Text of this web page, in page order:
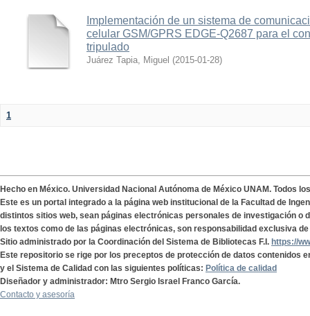
Implementación de un sistema de
celular GSM/GPRS EDGE-Q2687 para el
tripulado
Juárez Tapia, Miguel (2015-01-28)
1
Hecho en México. Universidad Nacional Autónoma de México UNAM. Todos
Este es un portal integrado a la página web institucional de la Facultad de
distintos sitios web, sean páginas electrónicas personales de investigación o
los textos como de las páginas electrónicas, son responsabilidad exclusiva
Sitio administrado por la Coordinación del Sistema de Bibliotecas F.I. https://
Este repositorio se rige por los preceptos de protección de datos contenidos
y el Sistema de Calidad con las siguientes políticas: Política de calidad
Diseñador y administrador: Mtro Sergio Israel Franco García.
Contacto y asesoría